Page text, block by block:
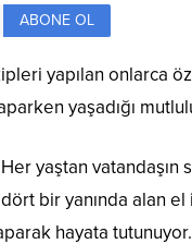
ABONE OL
yapılan onlarca
yaşadığı
yaştan
bir yanında alan
hayata